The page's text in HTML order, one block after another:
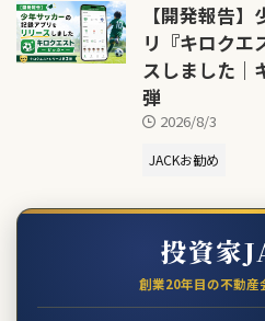
【開発報告
リ『キロクエ
スしました｜
弾
2026/8/3
JACKお勧め
投資家
創業20年目の不動産